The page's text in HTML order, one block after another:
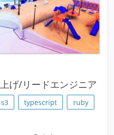
げ/リードエンジニア
typescript
ruby